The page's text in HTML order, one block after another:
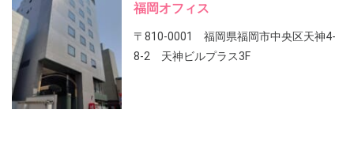
福岡オフィス
〒810-0001 福岡県福岡市中央区天神4-
8-2 天神ビルプラス3F